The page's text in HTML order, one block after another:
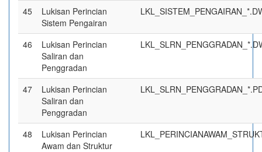
45
Lukisan Perincian
Sistem Pengairan
46
Lukisan Perincian
Saliran dan
Penggradan
47
Lukisan Perincian
Saliran dan
Penggradan
48
Lukisan Perincian
Awam dan Struktur